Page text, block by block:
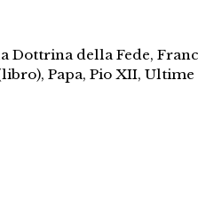
Dottrina della Fede,
, Papa, Pio XII, Ultime